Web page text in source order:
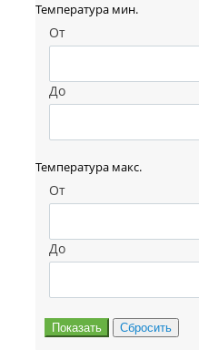
Температура мин.
От
До
Температура макс.
От
До